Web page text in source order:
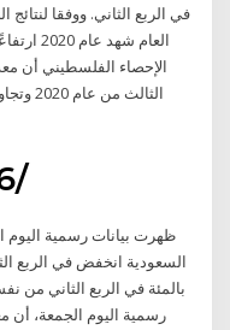
في الربع الثاني. ووفقا
العام
6‏‏/6‏‏/1442 بعد الهجرة
بالمئة في الربع الثاني من
رسمية اليوم الجمعة، أن